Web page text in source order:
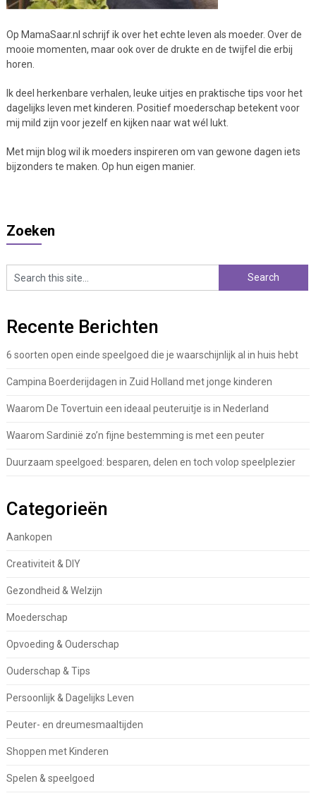
Op MamaSaar.nl schrijf ik over het echte leven als moeder. Over de
mooie momenten, maar ook over de drukte en de twijfel die erbij
horen.
Ik deel herkenbare verhalen, leuke uitjes en praktische tips voor het
dagelijks leven met kinderen. Positief moederschap betekent voor
mij mild zijn voor jezelf en kijken naar wat wél lukt.
Met mijn blog wil ik moeders inspireren om van gewone dagen iets
bijzonders te maken. Op hun eigen manier.
Zoeken
Recente Berichten
6 soorten open einde speelgoed die je waarschijnlijk al in huis hebt
Campina Boerderijdagen in Zuid Holland met jonge kinderen
Waarom De Tovertuin een ideaal peuteruitje is in Nederland
Waarom Sardinië zo’n fijne bestemming is met een peuter
Duurzaam speelgoed: besparen, delen en toch volop speelplezier
Categorieën
Aankopen
Creativiteit & DIY
Gezondheid & Welzijn
Moederschap
Opvoeding & Ouderschap
Ouderschap & Tips
Persoonlijk & Dagelijks Leven
Peuter- en dreumesmaaltijden
Shoppen met Kinderen
Spelen & speelgoed